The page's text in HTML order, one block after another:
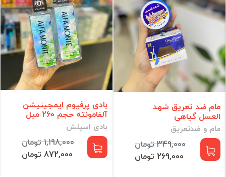
مام ضد تعریق شهد
العسل گیاهی
مام و ضدتعریق
349,000 تومان
269,000 تومان
بادی پرفیوم ایمجینیشن
آلفامونته حجم 260 میل
بادی اسپلش
1,198,000 تومان
872,000 تومان